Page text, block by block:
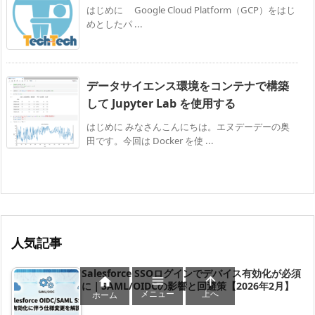
はじめに Google Cloud Platform（GCP）をはじ
めとしたパ ...
データサイエンス環境をコンテナで構築
して Jupyter Lab を使用する
はじめに みなさんこんにちは。エヌデーデーの奥
田です。今回は Docker を使 ...
人気記事
Salesforce SSOログインでデバイス有効化が必須
に｜SAML/OIDCの影響と回避策【2026年2月】

ホーム

メニュー

上へ